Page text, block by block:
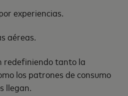
experiencias.
aéreas.
redefiniendo tanto la
los patrones de consumo
llegan.